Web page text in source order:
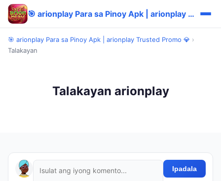
🎯 arionplay Para sa Pinoy Apk | arionplay Trusted Promo 💎
🎯 arionplay Para sa Pinoy Apk | arionplay Trusted Promo 💎 ›
Talakayan
Talakayan arionplay
Ipadala